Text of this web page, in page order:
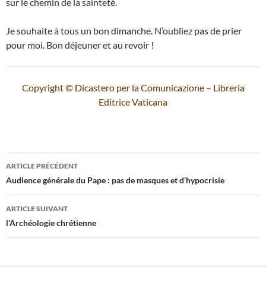
Je souhaite à tous un bon dimanche. N’oubliez pas de prier
pour moi. Bon déjeuner et au revoir !
Copyright © Dicastero per la Comunicazione – Libreria
Editrice Vaticana
Navigation
des
articles
ARTICLE PRÉCÉDENT
Audience générale du Pape : pas de masques et d’hypocrisie
ARTICLE SUIVANT
l’Archéologie chrétienne